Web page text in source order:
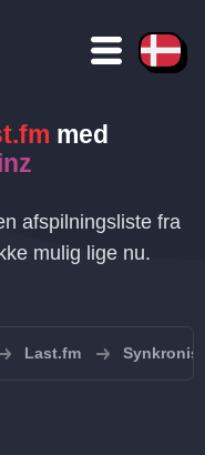
med
afspilningsliste fra
mulig lige nu.
Last.fm